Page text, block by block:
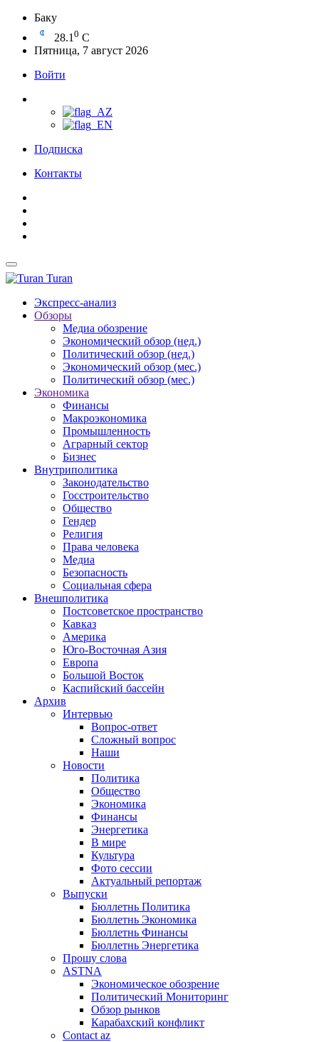
Баку
28.1 0 C
Пятница, 7 август 2026
Войти
Подписка
Контакты
Turan
Экспресс-анализ
Обзоры
Медиа обозрение
Экономический обзор (нед.)
Политический обзор (нед.)
Экономический обзор (мес.)
Политический обзор (мес.)
Экономика
Финансы
Макроэкономика
Промышленность
Аграрный сектор
Бизнес
Внутриполитика
Законодательство
Госстроительство
Общество
Гендер
Религия
Права человека
Медиа
Безопасность
Социальная сфера
Внешполитика
Постсоветское пространство
Кавказ
Америка
Юго-Восточная Азия
Европа
Большой Восток
Каспийский бассейн
Архив
Интервью
Вопрос-ответ
Сложный вопрос
Наши
Новости
Политика
Общество
Экономика
Финансы
Энергетика
В мире
Культура
Фото сессии
Актуальный репортаж
Выпуски
Бюллетнь Политика
Бюллетнь Экономика
Бюллетнь Финансы
Бюллетнь Энергетика
Прошу слова
ASTNA
Экономическое обозрение
Политический Мониторинг
Обзор рынков
Карабахский конфликт
Contact az